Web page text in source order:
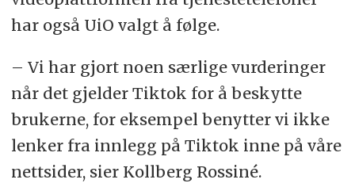
har også UiO valgt å følge.
– Vi har gjort noen særlige vurderinger
når det gjelder Tiktok for å beskytte
brukerne, for eksempel benytter vi ikke
lenker fra innlegg på Tiktok inne på våre
nettsider, sier Kollberg Rossiné.